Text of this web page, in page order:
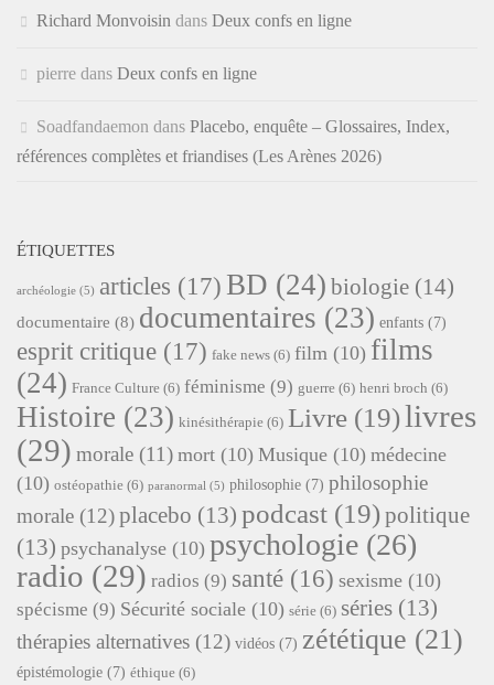
Richard Monvoisin dans Deux confs en ligne
pierre dans Deux confs en ligne
Soadfandaemon dans Placebo, enquête – Glossaires, Index,
références complètes et friandises (Les Arènes 2026)
ÉTIQUETTES
archéologie (5) articles (17) BD (24) biologie (14)
documentaire (8) documentaires (23) enfants (7)
esprit critique (17) fake news (6) film (10) films
(24) France Culture (6) féminisme (9) guerre (6) henri broch (6)
Histoire (23) kinésithérapie (6) Livre (19)livres
(29) morale (11) mort (10) Musique (10) médecine
(10) ostéopathie (6) paranormal (5) philosophie (7) philosophie
morale (12)placebo (13) podcast (19)politique
(13) psychanalyse (10) psychologie (26)
radio (29) radios (9) santé (16) sexisme (10)
spécisme (9) Sécurité sociale (10) série (6) séries (13)
thérapies alternatives (12) vidéos (7) zététique (21)
épistémologie (7) éthique (6)